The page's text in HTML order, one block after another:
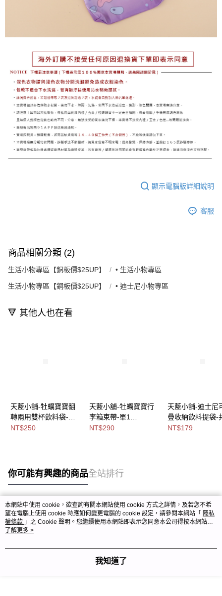
顯示電腦版詳細說明
客服
商品相關分類 (2)
生活小物專區【銅板價$25UP】 • 生活小物專區
生活小物專區【銅板價$25UP】 • 迪士尼小物專區
🔻 其他人也在看
天藍小舖-牡蠣寶寶翻
轉兩用雙杯飲料袋-共2
色-$250【A11115842
NT$250
天藍小舖-牡蠣寶寶行
李箱束帶-單1
款-$290【A11115717
NT$290
天藍小舖-迪士尼
疊收納飲料提袋-
色-$179【
NT$179
你可能有興趣的商品全站排行
熱門標籤
本網站中使用 cookie，欲查詢有關本網站使用 cookie 方式之詳情，及若您不希
望在電腦上使用 cookie 時應如何變更電腦的 cookie 設定，請參閱本網站「 隱私
權條款 」之 Cookie 聲明。您繼續使用本網站即表示您同意本公司得按本網站使
用條款之 Cookie 聲明使用 cookie。
了解更多 >
我知道了